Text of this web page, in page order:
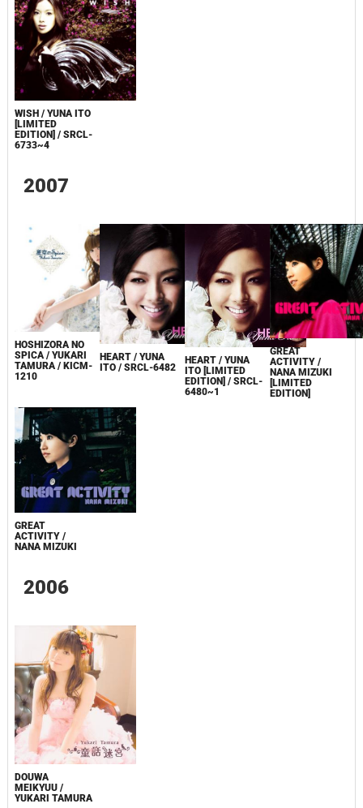
WISH / YUNA ITO
[LIMITED
EDITION] / SRCL-
6733~4
2007
HOSHIZORA NO
SPICA / YUKARI
TAMURA / KICM-
1210
HEART / YUNA
ITO / SRCL-6482
HEART / YUNA
ITO [LIMITED
EDITION] / SRCL-
6480~1
GREAT
ACTIVITY /
NANA MIZUKI
[LIMITED
EDITION]
GREAT
ACTIVITY /
NANA MIZUKI
2006
DOUWA
MEIKYUU /
YUKARI TAMURA